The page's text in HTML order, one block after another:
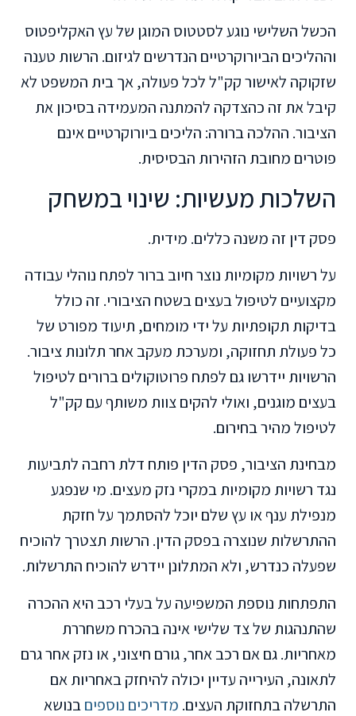
הכשל השלישי נוגע לסטטוס המוגן של עץ האקליפטוס
וההליכים הביורוקרטיים הנדרשים לגיזום. הרשות טענה
שזקוקה לאישור קק"ל לכל פעולה, אך בית המשפט לא
קיבל את זה כהצדקה להמתנה המעמידה בסיכון את
הציבור. ההלכה ברורה: הליכים ביורוקרטיים אינם
פוטרים מחובת הזהירות הבסיסית.
השלכות מעשיות: שינוי במשחק
פסק דין זה משנה כללים. מידית.
על רשויות מקומיות נוצר חיוב ברור לפתח נוהלי עבודה
מקצועיים לטיפול בעצים בשטח הציבורי. זה כולל
בדיקות תקופתיות על ידי מומחים, תיעוד מפורט של
כל פעולת תחזוקה, ומערכת מעקב אחר תלונות ציבור.
הרשויות יידרשו גם לפתח פרוטוקולים ברורים לטיפול
בעצים מוגנים, ואולי להקים צוות משותף עם קק"ל
לטיפול מהיר בחירום.
מבחינת הציבור, פסק הדין פותח דלת רחבה לתביעות
נגד רשויות מקומיות במקרי נזק מעצים. מי שנפגע
מנפילת ענף או עץ שלם יוכל להסתמך על חזקת
ההתרשלות שנוצרה בפסק הדין. הרשות תצטרך להוכיח
שפעלה כנדרש, ולא המתלונן יידרש להוכיח התרשלות.
התפתחות נוספת המשפיעה על בעלי רכב היא ההכרה
שהתנהגות של צד שלישי אינה בהכרח משחררת
מאחריות. גם אם רכב אחר, גורם חיצוני, או נזק אחר גרם
לתאונה, העירייה עדיין יכולה להיחזק באחריות אם
התרשלה בתחזוקת העצים. מדריכים נוספיםבנושא